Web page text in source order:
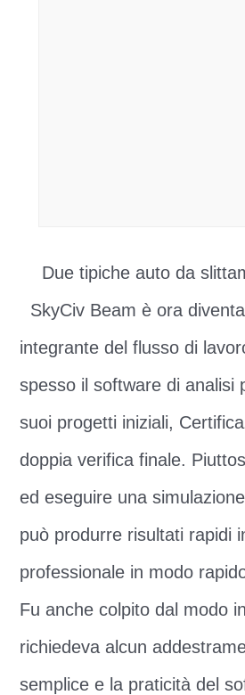
Due tipiche auto da
SkyCiv Beam è ora
integrante del flusso di
spesso il software di analisi
suoi progetti iniziali,
doppia verifica finale.
ed eseguire una
può produrre risultati rapidi
professionale in modo
Fu anche colpito dal modo
richiedeva alcun
semplice e la praticità del